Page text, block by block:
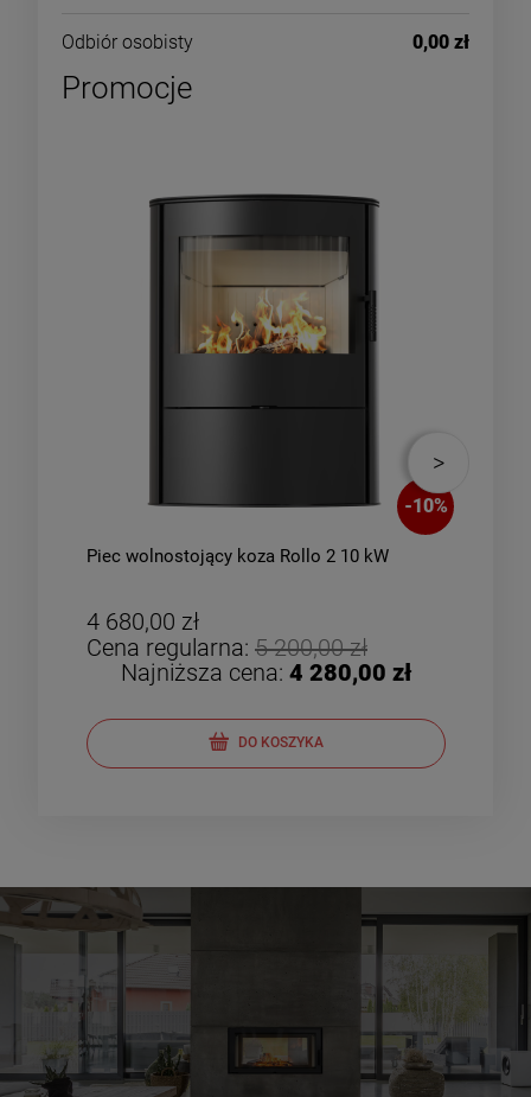
Odbiór osobisty 0,00 zł
Promocje
-10%
Piec wolnostojący koza Rollo 2 10 kW
4 680,00 zł
Cena regularna: 5 200,00 zł
Najniższa cena: 4 280,00 zł
DO KOSZYKA